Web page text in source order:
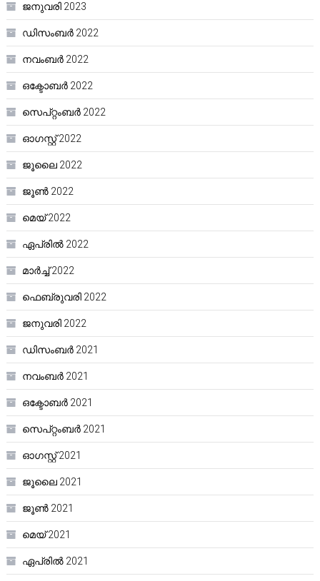
ജനുവരി 2023
ഡിസംബർ 2022
നവംബർ 2022
ഒക്ടോബർ 2022
സെപ്റ്റംബർ 2022
ഓഗസ്റ്റ്‌ 2022
ജൂലൈ 2022
ജൂൺ 2022
മെയ്‌ 2022
ഏപ്രിൽ 2022
മാർച്ച്‌ 2022
ഫെബ്രുവരി 2022
ജനുവരി 2022
ഡിസംബർ 2021
നവംബർ 2021
ഒക്ടോബർ 2021
സെപ്റ്റംബർ 2021
ഓഗസ്റ്റ്‌ 2021
ജൂലൈ 2021
ജൂൺ 2021
മെയ്‌ 2021
ഏപ്രിൽ 2021